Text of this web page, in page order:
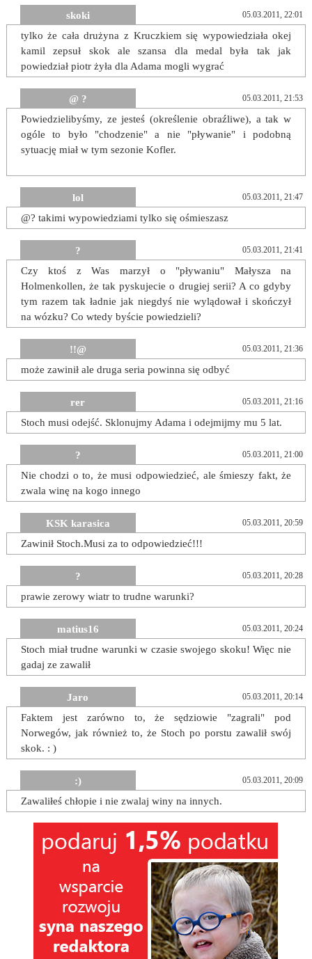
skoki 05.03.2011, 22:01
tylko że cała drużyna z Kruczkiem się wypowiedziała okej
kamil zepsuł skok ale szansa dla medal była tak jak
powiedział piotr żyła dla Adama mogli wygrać
@ ? 05.03.2011, 21:53
Powiedzielibyśmy, ze jesteś (określenie obraźliwe), a tak w
ogóle to było "chodzenie" a nie "pływanie" i podobną
sytuację miał w tym sezonie Kofler.
lol 05.03.2011, 21:47
@? takimi wypowiedziami tylko się ośmieszasz
? 05.03.2011, 21:41
Czy ktoś z Was marzył o "pływaniu" Małysza na
Holmenkollen, że tak pyskujecie o drugiej serii? A co gdyby
tym razem tak ładnie jak niegdyś nie wylądował i skończył
na wózku? Co wtedy byście powiedzieli?
!!@ 05.03.2011, 21:36
może zawinił ale druga seria powinna się odbyć
rer 05.03.2011, 21:16
Stoch musi odejść. Sklonujmy Adama i odejmijmy mu 5 lat.
? 05.03.2011, 21:00
Nie chodzi o to, że musi odpowiedzieć, ale śmieszy fakt, że
zwala winę na kogo innego
KSK karasica 05.03.2011, 20:59
Zawinił Stoch.Musi za to odpowiedzieć!!!
? 05.03.2011, 20:28
prawie zerowy wiatr to trudne warunki?
matius16 05.03.2011, 20:24
Stoch miał trudne warunki w czasie swojego skoku! Więc nie
gadaj ze zawalił
Jaro 05.03.2011, 20:14
Faktem jest zarówno to, że sędziowie "zagrali" pod
Norwegów, jak również to, że Stoch po porstu zawalił swój
skok. : )
:) 05.03.2011, 20:09
Zawaliłeś chłopie i nie zwalaj winy na innych.